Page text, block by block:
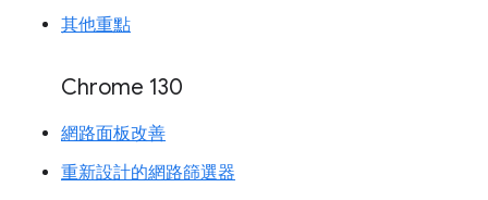
其他重點
Chrome 130
網路面板改善
重新設計的網路篩選器